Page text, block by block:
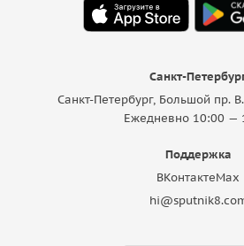
Санкт-
Санкт-Петербург, Большой пр.
Ежедневно 10:00 —
Поддержка
ВКонтактеMax